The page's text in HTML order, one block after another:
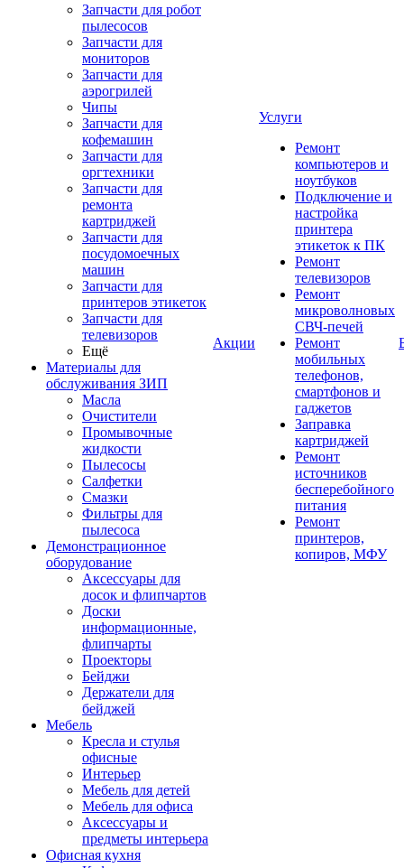
Запчасти для робот
пылесосов
Запчасти для
мониторов
Запчасти для
аэрогрилей
Чипы
Запчасти для
кофемашин
Запчасти для
оргтехники
Запчасти для
ремонта
картриджей
Запчасти для
посудомоечных
машин
Запчасти для
принтеров этикеток
Запчасти для
телевизоров
Ещё
Материалы для
обслуживания ЗИП
Масла
Очистители
Промывочные
жидкости
Пылесосы
Салфетки
Смазки
Фильтры для
пылесоса
Демонстрационное
оборудование
Аксессуары для
досок и флипчартов
Доски
информационные,
флипчарты
Проекторы
Бейджи
Держатели для
бейджей
Мебель
Кресла и стулья
офисные
Интерьер
Мебель для детей
Мебель для офиса
Аксессуары и
предметы интерьера
Офисная кухня
Акции
Услуги
Ремонт
компьютеров и
ноутбуков
Подключение и
настройка
принтера
этикеток к ПК
Ремонт
телевизоров
Ремонт
микроволновых
СВЧ-печей
Ремонт
мобильных
телефонов,
смартфонов и
гаджетов
Заправка
картриджей
Ремонт
источников
бесперебойного
питания
Ремонт
принтеров,
копиров, МФУ